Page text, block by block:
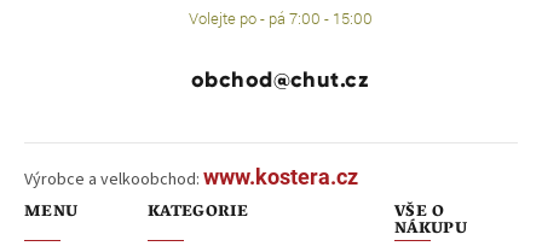
Volejte po - pá 7:00 - 15:00
obchod@chut.cz
Výrobce a velkoobchod: www.kostera.cz
MENU KATEGORIE VŠE O
NÁKUPU